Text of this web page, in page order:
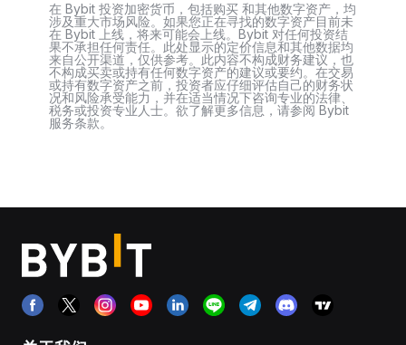
在 Bybit 投资加密货币，包括购买 和其他数字资产，均
涉及重大市场风险。如果您正在寻找的数字资产目前未
在 Bybit 上线，将来可能会上线。Bybit 对任何投资结
果不承担任何责任。此处显示的定价信息和其他数据均
来自公开渠道，仅供参考。此内容不构成财务建议，也
不构成买卖或持有任何数字资产的建议或要约。在交易
或持有数字资产之前，投资者应仔细评估自己的财务状
况和风险承受能力，并在适当情况下咨询专业的法律、
税务或投资专业人士。欲了解更多信息，请参阅 Bybit
服务条款。